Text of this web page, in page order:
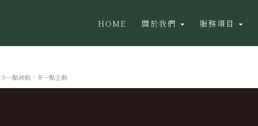
HOME 關於我們 服務項目
少一點被動，多一點主動